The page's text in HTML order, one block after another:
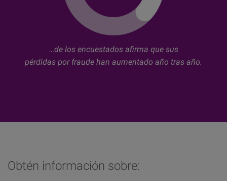
…de los encuestados afirma que sus
pérdidas por fraude han aumentado año tras año.
Obtén información sobre: